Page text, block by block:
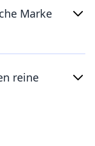
Marke
reine